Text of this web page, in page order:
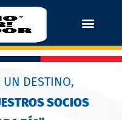
UN DESTINO,
SOCIOS